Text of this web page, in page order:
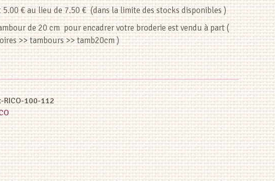
5.00 € au lieu de 7.50 € (dans la limite des stocks disponibles )
de 20 cm pour encadrer votre broderie est vendu à part (
>> tambours >> tamb20cm )
RICO-100-112